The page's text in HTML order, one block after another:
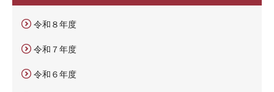
令和８年度
令和７年度
令和６年度